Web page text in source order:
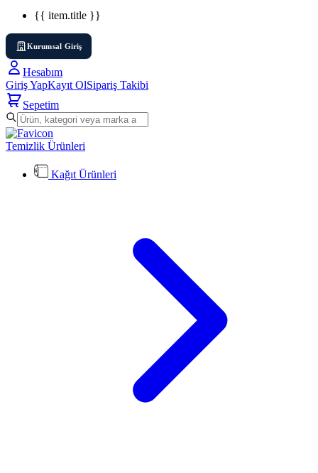
{{ item.title }}
Kurumsal Giriş
Hesabım
Giriş YapKayıt OlSipariş Takibi
Sepetim
Temizlik Ürünleri
Kağıt Ürünleri